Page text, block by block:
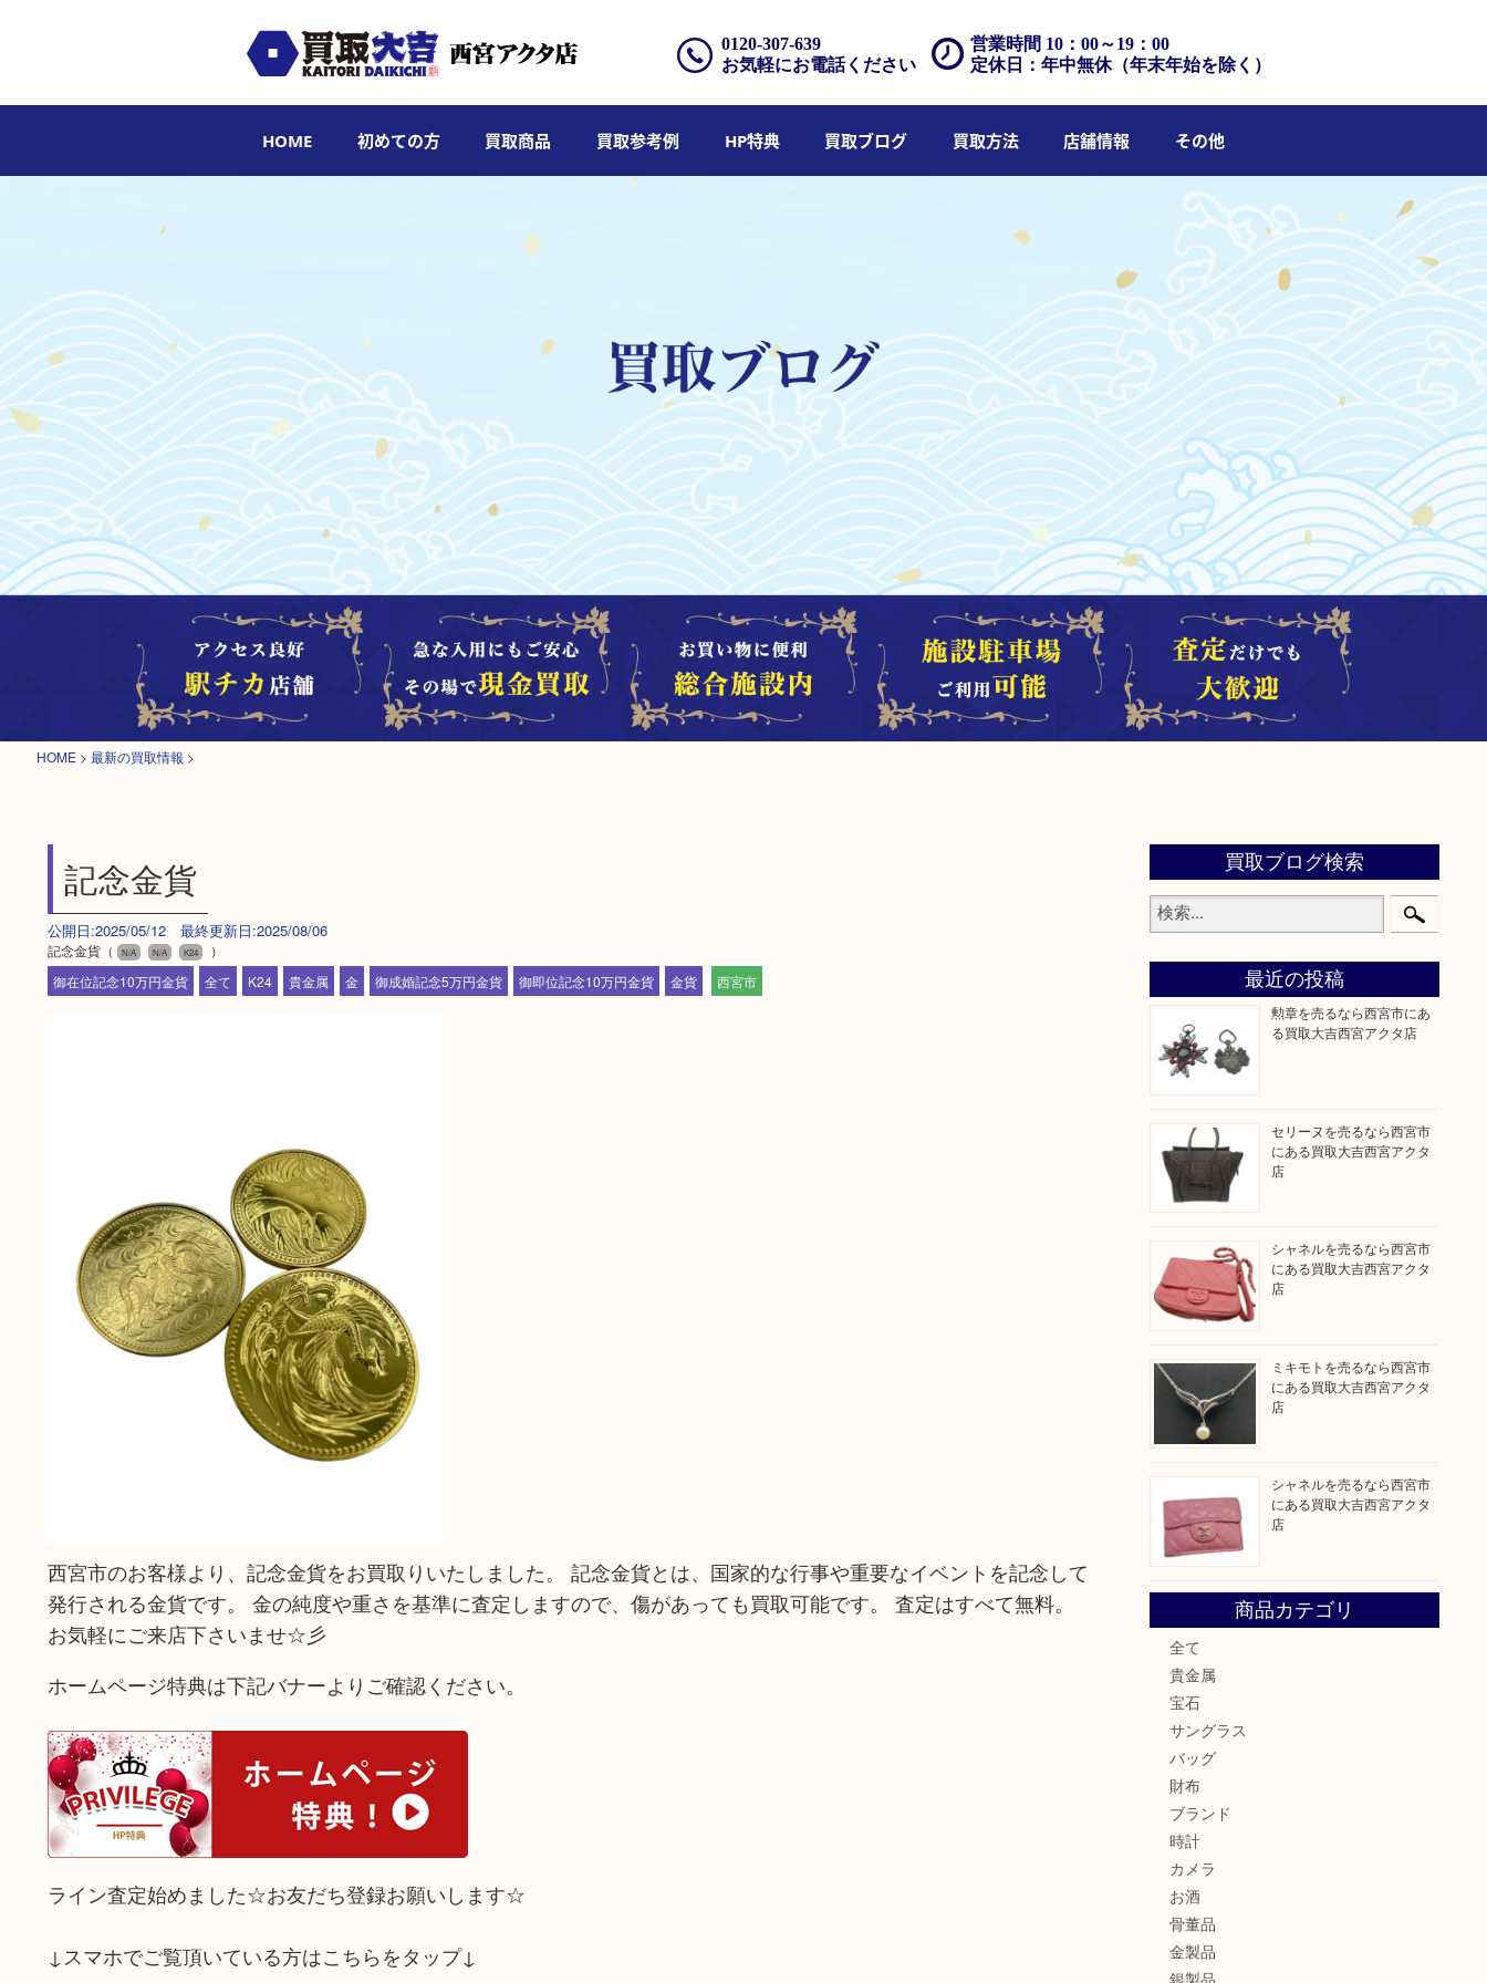
営業時間 10：00～19：00
定休日：年中無休（年末年始を除く）
0120-307-639
お気軽にお電話ください
HOME 初めての方 買取商品 買取参考例 HP特典 買取ブログ 買取方法 店舗情報 その他
HOME > 最新の買取情報 >
記念金貨
公開日:2025/05/12 最終更新日:2025/08/06
記念金貨（ N/A N/A K24
）
御在位記念10万円金貨
全て K24 貴金属 金 御成婚記念5万円金貨 御即位記念10万円金貨 金貨 西宮市
西宮市のお客様より、記念金貨をお買取りいたしました。 記念金貨とは、国家的な行事や重要なイベントを記念して
発行される金貨です。 金の純度や重さを基準に査定しますので、傷があっても買取可能です。 査定はすべて無料。
お気軽にご来店下さいませ☆彡
ホームページ特典は下記バナーよりご確認ください。
ライン査定始めました☆お友だち登録お願いします☆
↓スマホでご覧頂いている方はこちらをタップ↓
買取ブログ検索
最近の投稿
勲章を売るなら西宮市にあ
る買取大吉西宮アクタ店
セリーヌを売るなら西宮市
にある買取大吉西宮アクタ
店
シャネルを売るなら西宮市
にある買取大吉西宮アクタ
店
ミキモトを売るなら西宮市
にある買取大吉西宮アクタ
店
シャネルを売るなら西宮市
にある買取大吉西宮アクタ
店
商品カテゴリ
全て
貴金属
宝石
サングラス
バッグ
財布
ブランド
時計
カメラ
お酒
骨董品
金製品
銀製品